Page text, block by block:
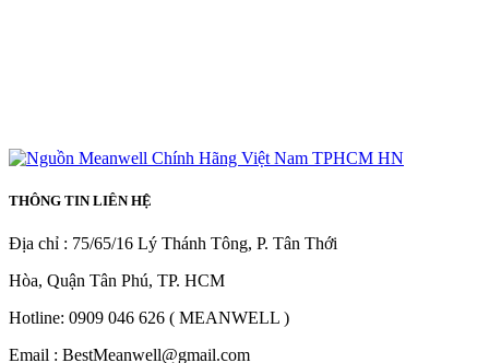
THÔNG TIN LIÊN HỆ
Địa chỉ : 75/65/16 Lý Thánh Tông, P. Tân Thới
Hòa, Quận Tân Phú, TP. HCM
Hotline: 0909 046 626 ( MEANWELL )
Email : BestMeanwell@gmail.com